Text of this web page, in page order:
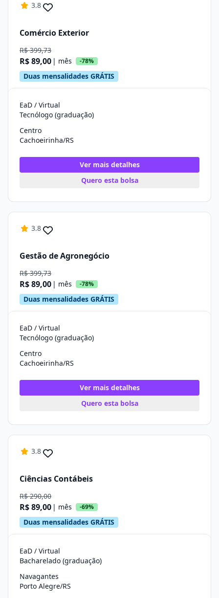
3.8
Comércio Exterior
R$ 399,73
R$ 89,00 | mês -78%
Duas mensalidades GRÁTIS
EaD / Virtual
Tecnólogo (graduação)
Centro
Cachoeirinha/RS
Ver mais detalhes
Quero esta bolsa
3.8
Gestão de Agronegócio
R$ 399,73
R$ 89,00 | mês -78%
Duas mensalidades GRÁTIS
EaD / Virtual
Tecnólogo (graduação)
Centro
Cachoeirinha/RS
Ver mais detalhes
Quero esta bolsa
3.8
Ciências Contábeis
R$ 290,00
R$ 89,00 | mês -69%
Duas mensalidades GRÁTIS
EaD / Virtual
Bacharelado (graduação)
Navagantes
Porto Alegre/RS